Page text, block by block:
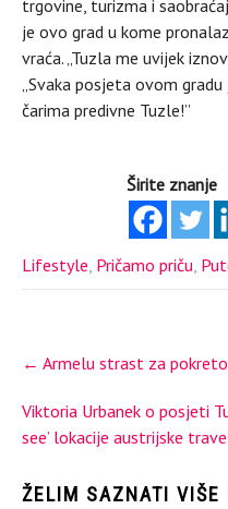
trgovine, turizma i
je ovo grad u kome
vraća. „Tuzla me uvijek
„Svaka posjeta ovom
čarima predivne Tuzle!”
Širite znanje
Lifestyle Pričamo priču
Post
navigation
← Armelu strast za
Viktoria Urbanek o posjeti
see’ lokacije austrijske
ŽELIM SAZNATI VIŠE